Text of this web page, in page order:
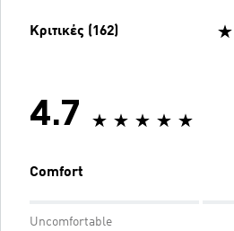
Κριτικές (162)
4.7
Comfort
Uncomfortable